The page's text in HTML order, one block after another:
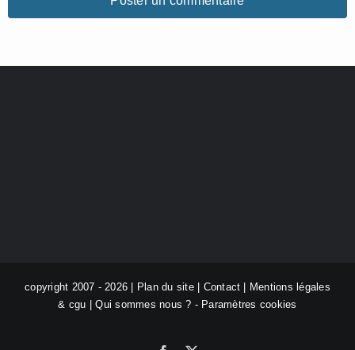
copyright 2007 - 2026 | Plan du site| Contact | Mentions légales
& cgu |Qui sommes nous ? - Paramètres cookies